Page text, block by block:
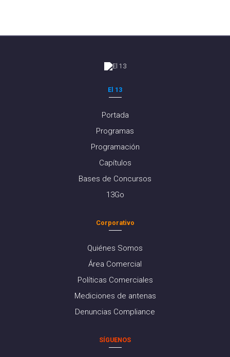
El 13
Portada
Programas
Programación
Capítulos
Bases de Concursos
13Go
Corporativo
Quiénes Somos
Área Comercial
Políticas Comerciales
Mediciones de antenas
Denuncias Compliance
SÍGUENOS